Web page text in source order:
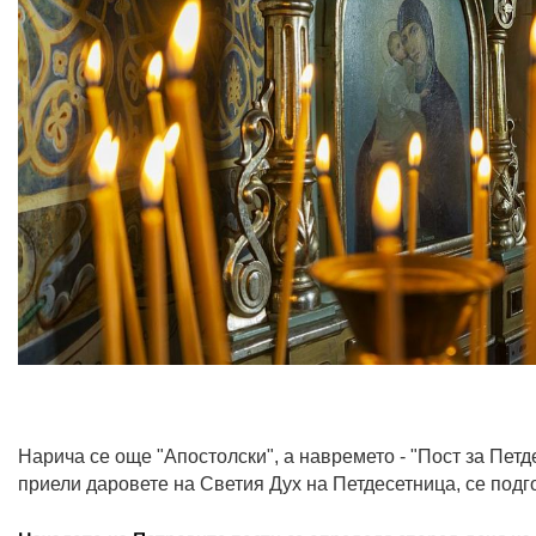
Нарича се още "Апостолски", а навремето - "Пост за
приели даровете на Светия Дух на Петдесетница, се